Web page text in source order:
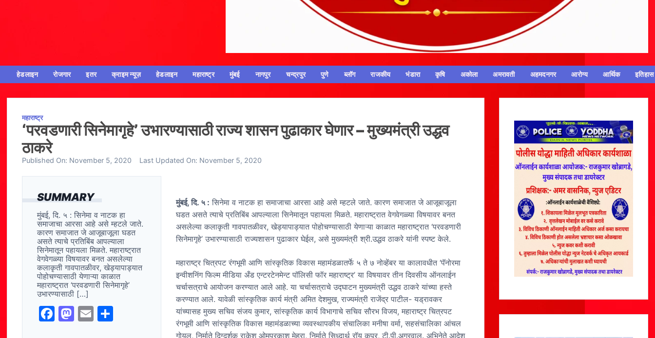
हेडलाइन रोजगार इतर क्राइम न्यूज़ हेडलाइन महाराष्ट्र मुंबई नागपुर चन्द्रपुर पुणे ब्लॉग राजकीय भंडारा कृषि अकोला अमरावती अहमदनगर आरोग्य आर्थिक इतिहास
महाराष्ट्र
‘परवडणारी सिनेमागृहे’ उभारण्यासाठी राज्य शासन पुढाकार घेणार – मुख्यमंत्री उद्धव
ठाकरे
Published On: November 5, 2020 Last Updated On: November 5, 2020
SUMMARY
मुंबई, दि. ५ : सिनेमा व नाटक हा
समाजाचा आरसा आहे असे म्हटले जाते.
कारण समाजात जे आजूबाजूला घडत
असते त्याचे प्रतिबिंब आपल्याला
सिनेमातून पहायला मिळते. महाराष्ट्रात
वेगवेगळ्या विषयावर बनत असलेल्या
कलाकृती गावपातळीवर, खेड्यापाड्यात
पोहोचण्यासाठी येणाऱ्या काळात
महाराष्ट्रात ‘परवडणारी सिनेमागृहे’
उभारण्यासाठी […]
F
M E
मुंबई, दि. ५ : सिनेमा व नाटक हा समाजाचा आरसा आहे असे म्हटले जाते. कारण समाजात जे आजूबाजूला
घडत असते त्याचे प्रतिबिंब आपल्याला सिनेमातून पहायला मिळते. महाराष्ट्रात वेगवेगळ्या विषयावर बनत
असलेल्या कलाकृती गावपातळीवर, खेड्यापाड्यात पोहोचण्यासाठी येणाऱ्या काळात महाराष्ट्रात ‘परवडणारी
सिनेमागृहे’ उभारण्यासाठी राज्यशासन पुढाकार घेईल, असे मुख्यमंत्री श्री.उद्धव ठाकरे यांनी स्पष्ट केले.
महाराष्ट्र चित्रपट रंगभूमी आणि सांस्कृतिक विकास महामंडळातर्फे ५ ते ७ नोव्हेंबर या कालावधीत ‘पॅनोरमा
इन्वीशनिंग फिल्म मीडिया अँड एन्टरटेनमेन्ट पॉलिसी फॉर महाराष्ट्र’ या विषयावर तीन दिवसीय ऑनलाईन
चर्चासत्राचे आयोजन करण्यात आले आहे. या चर्चासत्राचे उद्घाटन मुख्यमंत्री उद्धव ठाकरे यांच्या हस्ते
करण्यात आले. यावेळी सांस्कृतिक कार्य मंत्री अमित देशमुख, राज्यमंत्री राजेंद्र पाटील- यड्रावकर
यांच्यासह मुख्य सचिव संजय कुमार, सांस्कृतिक कार्य विभागाचे सचिव सौरभ विजय, महाराष्ट्र चित्रपट
रंगभूमी आणि सांस्कृतिक विकास महामंडळाच्या व्यवस्थापकीय संचालिका मनीषा वर्मा, सहसंचालिका आंचल
गोयल, निर्माते दिग्दर्शक राकेश ओमप्रकाश मेहरा, निर्माते सिध्दार्थ रॉय कपूर, टी.पी.अग्रवाल. अभिनेते आदेश